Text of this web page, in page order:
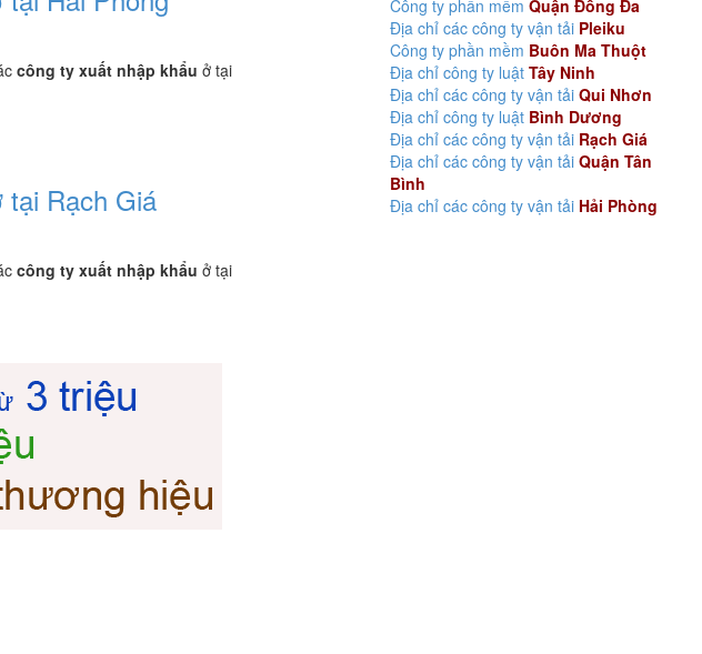
công ty xuất nhập khẩu ở tại
tại Rạch Giá
công ty xuất nhập khẩu ở tại
Công ty phần mềm Quận Đống Đa
Địa chỉ các công ty vận tải Pleiku
Công ty phần mềm Buôn Ma Thuột
Địa chỉ công ty luật Tây Ninh
Địa chỉ các công ty vận tải Qui Nhơn
Địa chỉ công ty luật Bình Dương
Địa chỉ các công ty vận tải Rạch Giá
Địa chỉ các công ty vận tải Quận Tân
Bình
Địa chỉ các công ty vận tải Hải Phòng